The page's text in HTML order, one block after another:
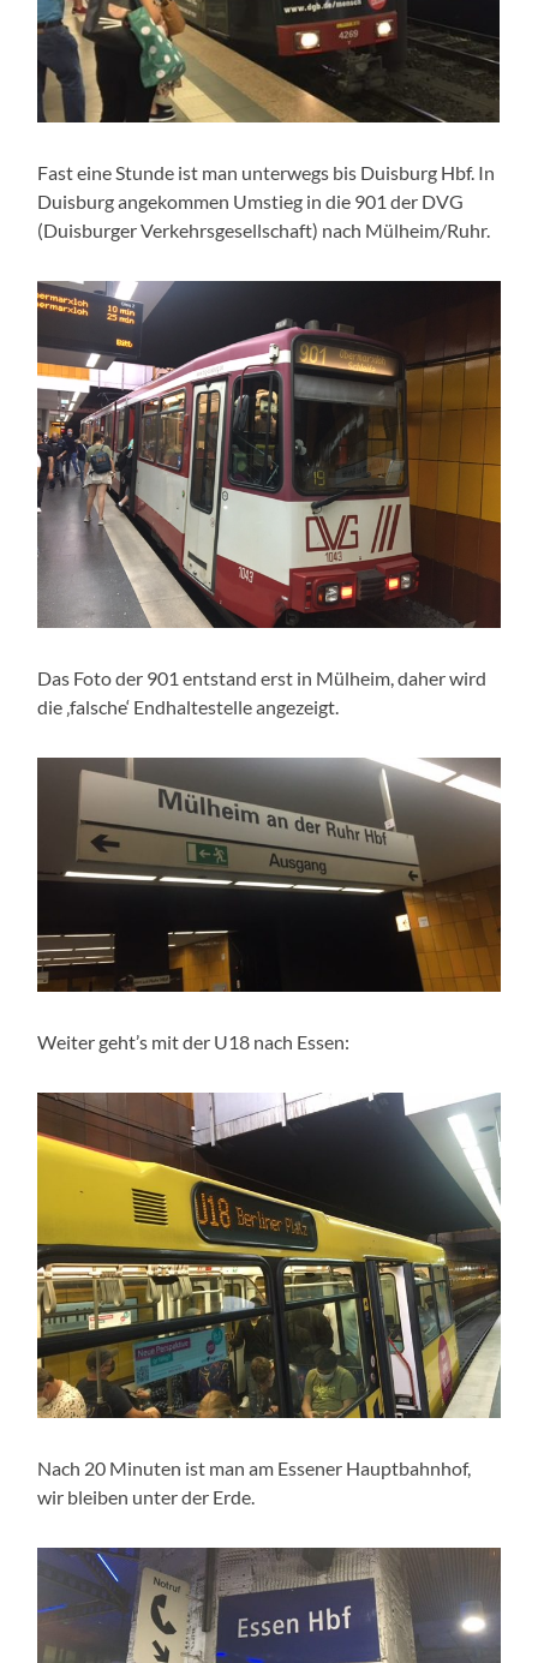
Fast eine Stunde ist man unterwegs bis Duisburg Hbf. In
Duisburg angekommen Umstieg in die 901 der DVG
(Duisburger Verkehrsgesellschaft) nach Mülheim/Ruhr.
Das Foto der 901 entstand erst in Mülheim, daher wird
die ‚falsche‘ Endhaltestelle angezeigt.
Weiter geht’s mit der U18 nach Essen:
Nach 20 Minuten ist man am Essener Hauptbahnhof,
wir bleiben unter der Erde.